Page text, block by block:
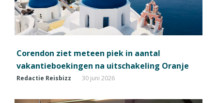
Corendon ziet meteen piek in aantal
vakantieboekingen na uitschakeling Oranje
Redactie Reisbizz 30 juni 2026